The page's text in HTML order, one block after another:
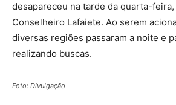
desapareceu na tarde da quarta-feira,
Conselheiro Lafaiete. Ao serem
diversas regiões passaram a noite e
realizando buscas.
Foto: Divulgação